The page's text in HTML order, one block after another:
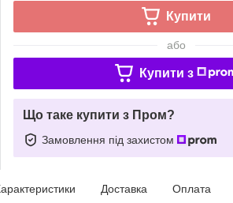
Купити
або
Купити з
Що таке купити з Пром?
Замовлення під захистом
Доставка Оплата